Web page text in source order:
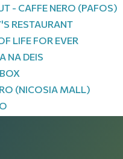
- CAFFE NERO (PAFOS)
RESTAURANT
LIFE FOR EVER
NA DEIS
(NICOSIA MALL)